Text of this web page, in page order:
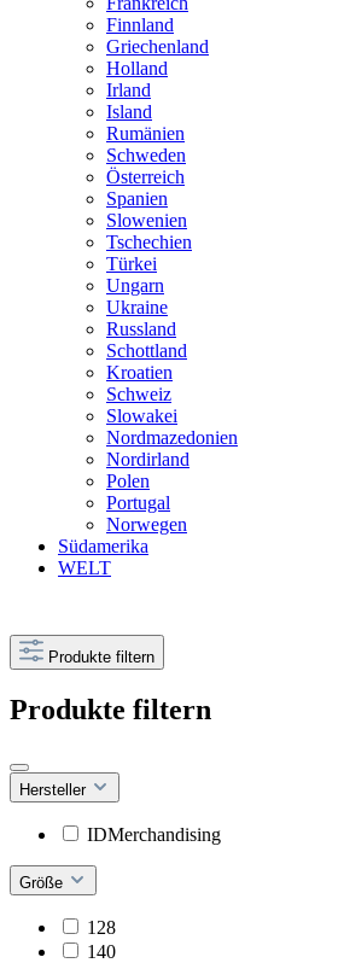
Finnland
Griechenland
Holland
Irland
Island
Rumänien
Schweden
Österreich
Spanien
Slowenien
Tschechien
Türkei
Ungarn
Ukraine
Russland
Schottland
Kroatien
Schweiz
Slowakei
Nordmazedonien
Nordirland
Polen
Portugal
Norwegen
Südamerika
WELT
Produkte filtern
Produkte filtern
Hersteller
IDMerchandising
Größe
128
140